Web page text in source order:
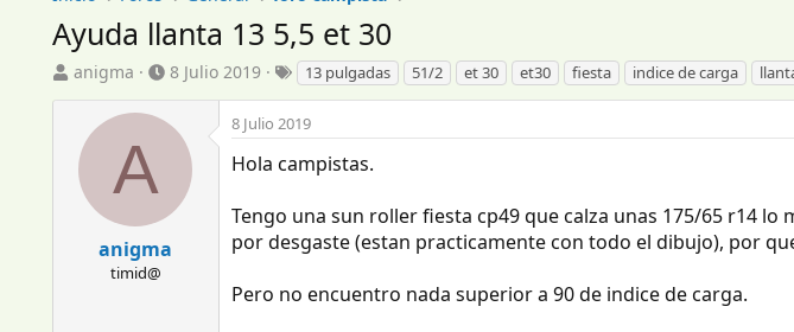
Ayuda llanta 13 5,5 et 30
I
a
anigma
F
h
e
n
8 Julio 2019
E
t
i
q
u
a
s
13 pulgadas 51/2 et 30 et30 fiesta indice de carga
A
anigma
timid@
8 Julio 2019
Hola campistas.
Tengo una sun roller fiesta cp49 que calza unas 175/65 r14
por desgaste (estan practicamente con todo el dibujo), por
Pero no encuentro nada superior a 90 de indice de carga.